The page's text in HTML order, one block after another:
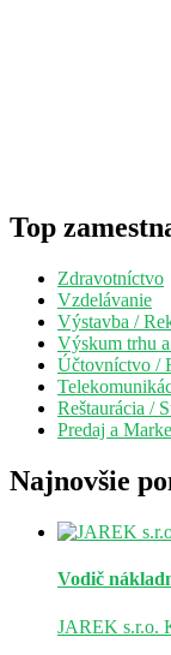
Top
Zdravotníctvo
Vzdelávanie
Výstavba /
Výskum trhu
Účtovníctvo /
Reštaurácia /
Predaj a
Najnovšie
Vodič
JAREK s.r.o.